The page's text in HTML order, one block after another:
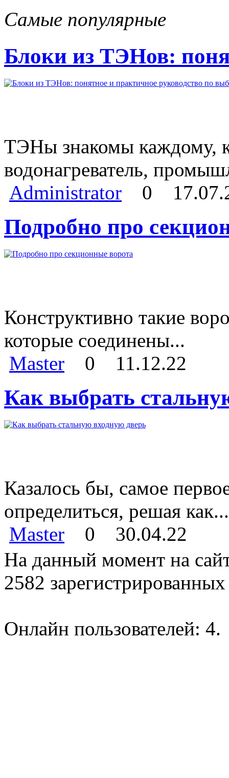
Самые популярные
Блоки из ТЭНов:
ТЭНы знакомы каждому,
водонагреватель,
Administrator
0
Подробно про
Конструктивно такие
которые соединены...
Master
0 11.12.22
Как выбрать
Казалось бы, самое
определиться, решая как...
Master
0
30.04.22
На данный момент на
2582 зарегистрированных
Онлайн пользователей: 4.